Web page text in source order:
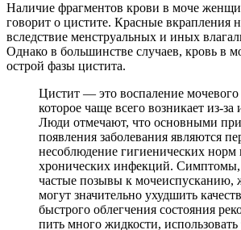
Наличие фрагментов крови в моче
говорит о цистите. Красные вкрапления
вследствие менструальных и иных
Однако в большинстве случаев, кровь в
острой фазы цистита.
Цистит — это воспаление мочевого
которое чаще всего возникает из-
Люди отмечают, что основными
появления заболевания являются
несоблюдение гигиенических норм
хронических инфекций. Симптомы,
частые позывы к мочеиспусканию,
могут значительно ухудшить
быстрого облегчения состояния
пить много жидкости,